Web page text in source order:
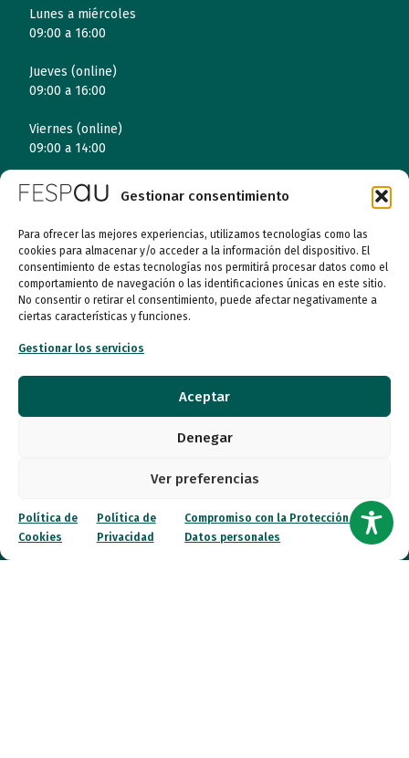
Gestionar consentimiento
Para ofrecer las mejores experiencias, utilizamos tecnologías como las
cookies para almacenar y/o acceder a la información del dispositivo. El
consentimiento de estas tecnologías nos permitirá procesar datos como el
comportamiento de navegación o las identificaciones únicas en este sitio.
No consentir o retirar el consentimiento, puede afectar negativamente a
ciertas características y funciones.
Gestionar los servicios
Aceptar
Denegar
Ver preferencias
Política de
Cookies
Política de
Privacidad
Compromiso con la Protección de
Datos personales
Lunes a miércoles
09:00 a 16:00
Jueves (online)
09:00 a 16:00
Viernes (online)
09:00 a 14:00
Entidades
Autismo
Recursos
Canal ético